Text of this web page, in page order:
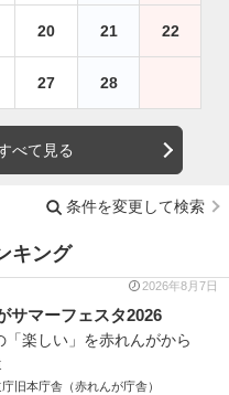
20 21 22
27 28
べて見る
条件を変更して検索
キング
2026年8月7日
サマーフェスタ2026
「楽しい」を赤れんがから
旧本庁舎（赤れんが庁舎）